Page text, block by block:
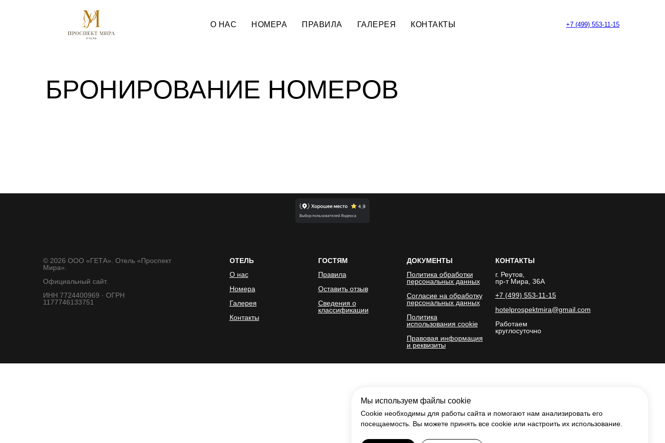
О НАС НОМЕРА ПРАВИЛА ГАЛЕРЕЯ КОНТАКТЫ +7 (499) 553-11-15
БРОНИРОВАНИЕ НОМЕРОВ
Мы используем файлы cookie
Cookie необходимы для работы сайта и помогают нам анализировать его
посещаемость. Вы можете принять все cookie или настроить их использование.
© 2026 ООО «ГЕТА». Отель «Проспект
Мира».
Официальный сайт.
ИНН 7724400969 · ОГРН
1177746133751
ОТЕЛЬ
О нас
Номера
Галерея
Контакты
ГОСТЯМ
Правила
Оставить отзыв
Сведения о
классификации
ДОКУМЕНТЫ
Политика обработки
персональных данных
Согласие на обработку
персональных данных
Политика
использования cookie
Правовая информация
и реквизиты
КОНТАКТЫ
г. Реутов,
пр-т Мира, 36А
+7 (499) 553-11-15
hotelprospektmira@gmail.com
Работаем
круглосуточно